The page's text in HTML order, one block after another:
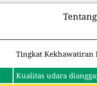
Tingkat Kekhawatiran
Kualitas udara